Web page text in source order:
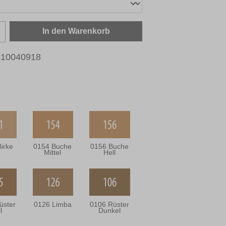
0154 Buche
Mittel
0156 Buche
Hell
0126 Limba 0106 Rüster
Dunkel
Gib den gewünschten Wert ein
In den Warenkorb